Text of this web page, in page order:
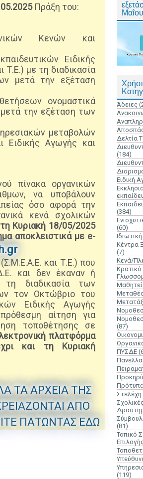
Πράξη του:
Κενών και
Ειδικής
με τη διαδικασία
μετά την εξέταση
ονομαστικά
την εξέταση των
μεταβολών
Ειδικής Αγωγής και
πίνακα οργανικών
να υποβάλουν
όσο αφορά την
κενά σχολικών
Κυριακή 18/05/2025
αποκλειστικά με e-
και Τ.Ε.) που
και δεν έκαναν ή
διαδικασία των
τον Οκτώβριο του
Ειδικής Αγωγής
αίτηση για
τοποθέτησης σε
πλατφόρμα
και τη Κυριακή
ΤΑ ΑΡΧΕΙΑ ΤΗΣ
ΑΠΟ
ΠΑΤΩΝΤΑΣ ΕΔΩ
Άδειες
Δελτία
(184)
Ειδική
(384)
(60)
Κέντρα
(7)
Κενά/
Κρατικό
(87)
ΠΥΣΔΕ
Στελέχη
Σχολικές
(81)
Τοπικό
(119)